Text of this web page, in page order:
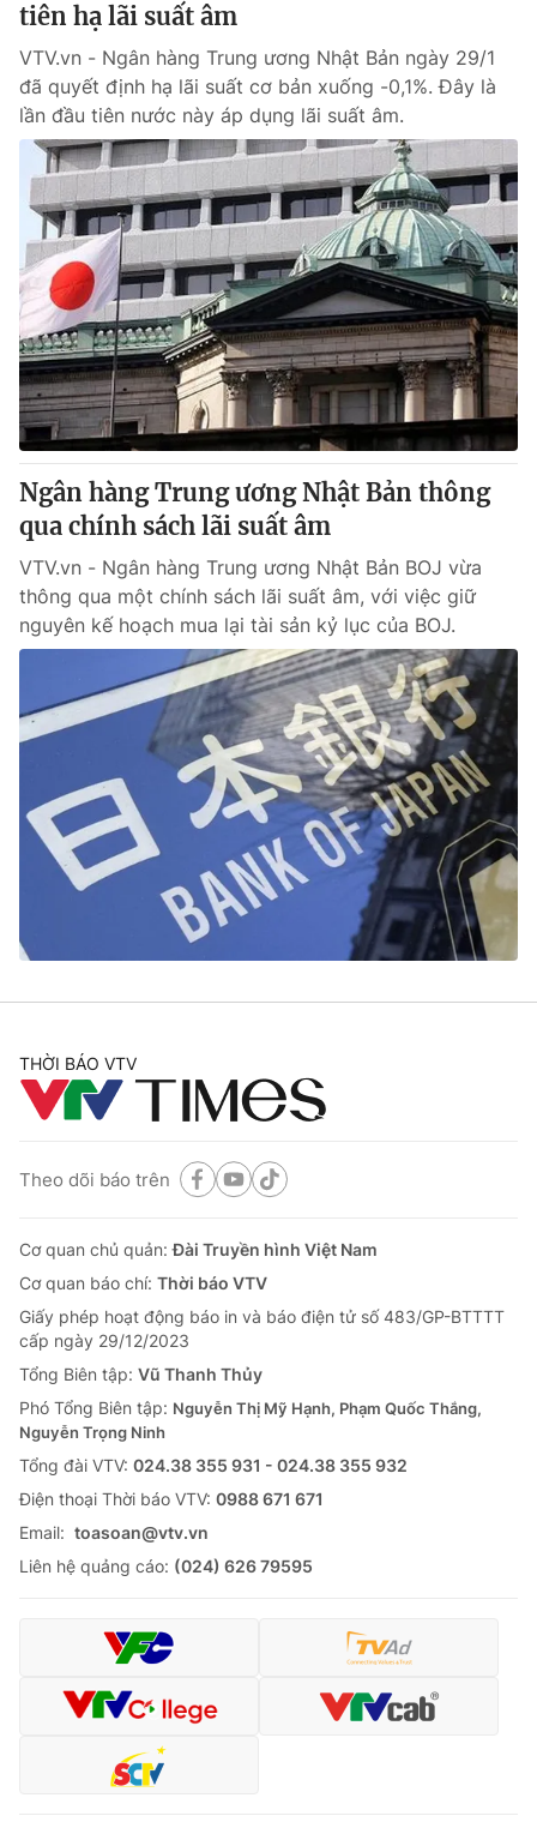
tiên hạ lãi suất âm
VTV.vn - Ngân hàng Trung ương Nhật Bản ngày 29/1
đã quyết định hạ lãi suất cơ bản xuống -0,1%. Đây là
lần đầu tiên nước này áp dụng lãi suất âm.
Ngân hàng Trung ương Nhật Bản thông
qua chính sách lãi suất âm
VTV.vn - Ngân hàng Trung ương Nhật Bản BOJ vừa
thông qua một chính sách lãi suất âm, với việc giữ
nguyên kế hoạch mua lại tài sản kỷ lục của BOJ.
THỜI BÁO VTV
Theo dõi báo trên
Cơ quan chủ quản:Đài Truyền hình Việt Nam
Cơ quan báo chí: Thời báo VTV
Giấy phép hoạt động báo in và báo điện tử số 483/GP-BTTTT
cấp ngày 29/12/2023
Tổng Biên tập: Vũ Thanh Thủy
Phó Tổng Biên tập: Nguyễn Thị Mỹ Hạnh, Phạm Quốc Thắng,
Nguyễn Trọng Ninh
Tổng đài VTV: 024.38 355 931 - 024.38 355 932
Ðiện thoại Thời báo VTV: 0988 671 671
Email: toasoan@vtv.vn
Liên hệ quảng cáo: (024) 626 79595